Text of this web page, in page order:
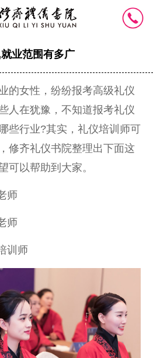
业范围有多广
的女性，纷纷报考高级礼仪
人在犹豫，不知道报考礼仪
些行业?其实，礼仪培训师可
修齐礼仪书院整理出下面这
可以帮助到大家。
师
师
训师